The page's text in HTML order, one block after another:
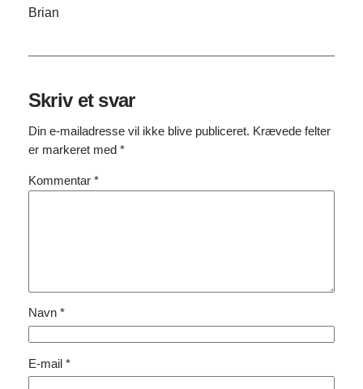
Brian
Skriv et svar
Din e-mailadresse vil ikke blive publiceret. Krævede felter
er markeret med *
Kommentar *
Navn *
E-mail *